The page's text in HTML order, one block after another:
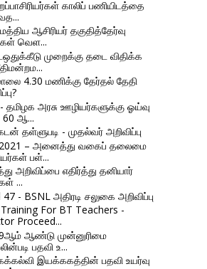
காலிப் பணியிடத்தை
ஆசிரியர் தகுதித்தேர்வு
வெள...
முறைக்கு தடை விதிக்க
4.30 மணிக்கு தேர்தல் தேதி
தமிழக அரசு ஊழியர்களுக்கு ஓய்வு
60 ஆ...
தள்ளுபடி - முதல்வர் அறிவிப்பு
– அனைத்து வகைப் தலைமை
பள்...
அறிவிப்பை எதிர்த்து தனியார்
...
- BSNL அதிரடி சலுகை அறிவிப்பு
For BT Teachers -
Proceed...
ஆண்டு முன்னுரிமை
பதவி உ...
இயக்ககத்தின் பதவி உயர்வு